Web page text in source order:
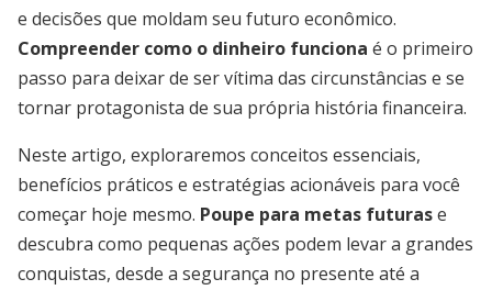
e decisões que moldam seu futuro econômico.
Compreender como o dinheiro funciona é o primeiro
passo para deixar de ser vítima das circunstâncias e se
tornar protagonista de sua própria história financeira.
Neste artigo, exploraremos conceitos essenciais,
benefícios práticos e estratégias acionáveis para você
começar hoje mesmo. Poupe para metas futurase
descubra como pequenas ações podem levar a grandes
conquistas, desde a segurança no presente até a